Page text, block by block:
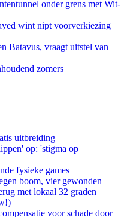
onder grens met Wit-
wint nipt voorverkiezing
Batavus, vraagt uitstel van
zomers
uitbreiding
op: 'stigma op
fysieke games
boom, vier gewonden
met lokaal 32 graden
voor schade door